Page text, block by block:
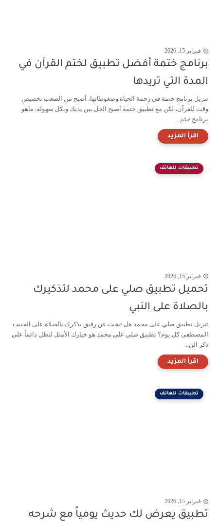
فبراير 15, 2026
برنامج ختمة أفضل تطبيق لختم القرآن في
المدة التي تريدها
تنزيل برنامج ختمة في زحمة الحياة وضغوطاتها، أصبح من الصعب تخصيص
وقت للقرآن، لكن مع تطبيق ختمة أصبح الحل بين يديك وبكل سهولة. ماهو
برنامج ختم...
تطبيقات للهاتف
فبراير 15, 2026
تحميل تطبيق صلي على محمد لتذكيرك
بالصلاة على النبي
تنزيل تطبيق صلي على محمد هل تبحث عن رفيق يذكرك بالصلاة على الحبيب
المصطفى كل يوم؟ تطبيق صلي على محمد هو خيارك الأمثل لتظل دائماً على
ذكر الن...
تطبيقات للهاتف
فبراير 15, 2026
تطبيق يعرض لك حديث يومياً مع شرحه